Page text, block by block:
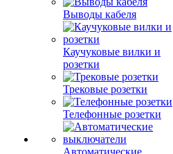
Выводы кабеля
Каучуковые вилки и
розетки
Трековые розетки
Телефонные розетки
Автоматические